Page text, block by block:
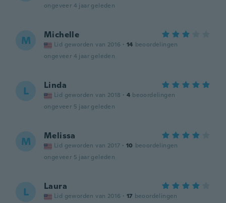
ongeveer 4 jaar geleden
M Michelle
Lid geworden van 2016 · 14 beoordelingen
ongeveer 4 jaar geleden
L Linda
Lid geworden van 2018 · 4 beoordelingen
ongeveer 5 jaar geleden
M Melissa
Lid geworden van 2017 · 10 beoordelingen
ongeveer 5 jaar geleden
L Laura
Lid geworden van 2016 · 17 beoordelingen